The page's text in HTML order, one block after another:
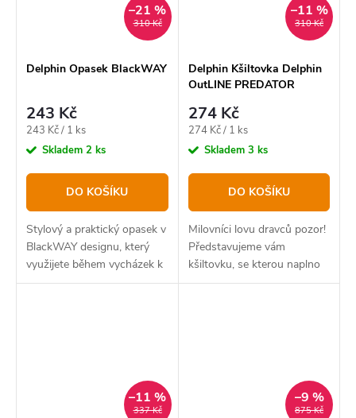
310 Kč
–21 %
Delphin Opasek BlackWAY
243 Kč
Měrná
cena:
243 Kč / 1 ks
Skladem 2 ks
DO KOŠÍKU
Stylový a praktický opasek v
BlackWAY designu, který
využijete během vycházek k
vodě ale i v běžném životě.
310 Kč
–11 %
Delphin Kšiltovka Delphin
OutLINE PREDATOR
274 Kč
Měrná
cena:
274 Kč / 1 ks
Skladem 3 ks
DO KOŠÍKU
Milovníci lovu dravců pozor!
Představujeme vám
kšiltovku, se kterou naplno
projevíte svoji rybářskou
337 Kč
–11 %
875 Kč
–9 %